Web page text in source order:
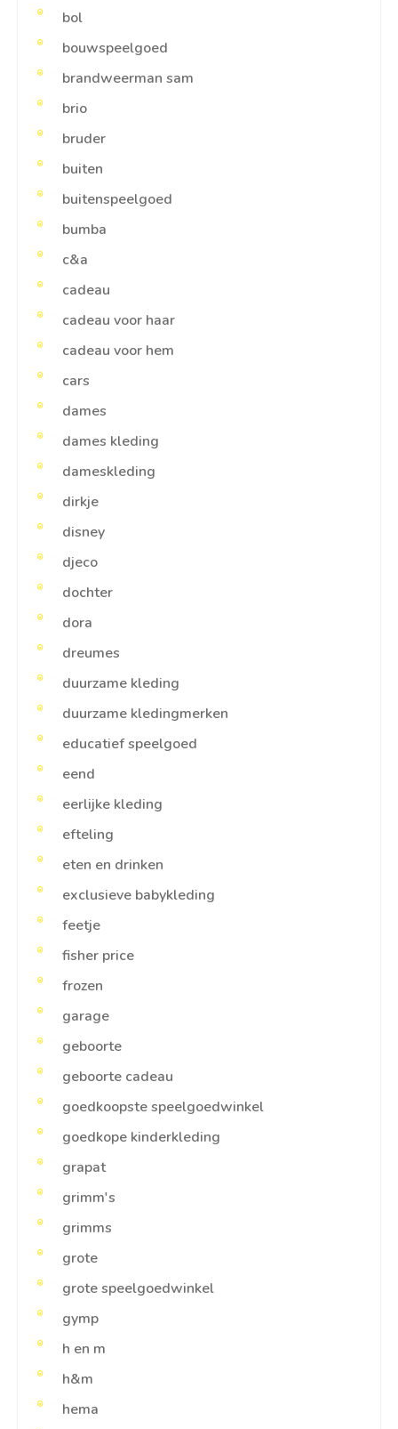
bol
bouwspeelgoed
brandweerman sam
brio
bruder
buiten
buitenspeelgoed
bumba
c&a
cadeau
cadeau voor haar
cadeau voor hem
cars
dames
dames kleding
dameskleding
dirkje
disney
djeco
dochter
dora
dreumes
duurzame kleding
duurzame kledingmerken
educatief speelgoed
eend
eerlijke kleding
efteling
eten en drinken
exclusieve babykleding
feetje
fisher price
frozen
garage
geboorte
geboorte cadeau
goedkoopste speelgoedwinkel
goedkope kinderkleding
grapat
grimm's
grimms
grote
grote speelgoedwinkel
gymp
h en m
h&m
hema